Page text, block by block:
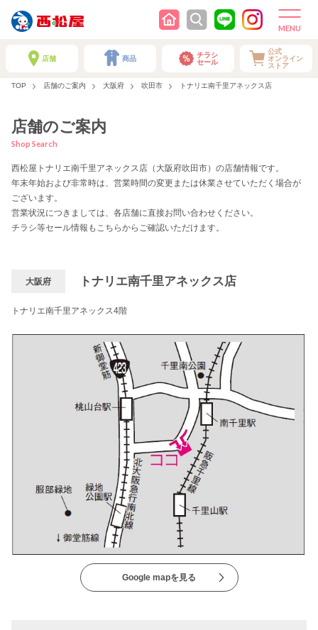
店舗 商品
チラシ
セール
公式
オンライン
ストア
TOP 店舗のご案内 大阪府 吹田市 トナリエ南千里アネックス店
店舗のご案内
Shop Search
西松屋トナリエ南千里アネックス店（大阪府吹田市）の店舗情報です。
年末年始および非常時は、営業時間の変更または休業させていただく場合が
ございます。
営業状況につきましては、各店舗に直接お問い合わせください。
チラシ等セール情報もこちらからご確認いただけます。
大阪府 トナリエ南千里アネックス店
トナリエ南千里アネックス4階
Google mapを見る